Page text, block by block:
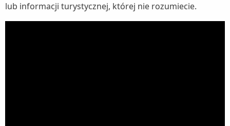
lub informacji turystycznej, której nie rozumiecie.